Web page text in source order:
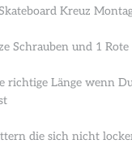
Kreuz
Schrauben und 1
richtige Länge wenn
die sich nicht